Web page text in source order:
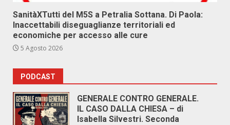
SanitàXTutti del M5S a Petralia Sottana. Di Paola:
Inaccettabili diseguaglianze territoriali ed
economiche per accesso alle cure
5 Agosto 2026
PODCAST
GENERALE CONTRO GENERALE.
IL CASO DALLA CHIESA – di
Isabella Silvestri. Seconda